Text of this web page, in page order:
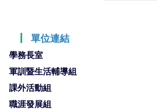
┃ 單位連結
學務長室
軍訓暨生活輔導組
課外活動組
職涯發展組